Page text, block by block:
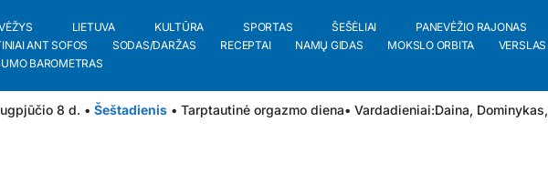
LIETUVA KULTŪRA SPORTAS ŠEŠĖLIAI PANEVĖŽIO RAJONAS
ANT SOFOS
SODAS/DARŽAS RECEPTAI NAMŲ GIDAS MOKSLO ORBITA VERSLAS
BAROMETRAS
8 d. • Šeštadienis • Tarptautinė orgazmo diena• Vardadieniai:Daina, Dominykas,